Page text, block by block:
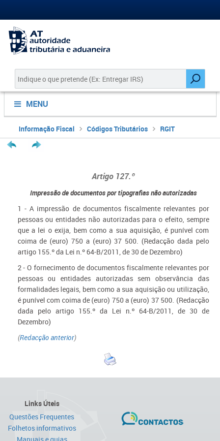
MENU
Informação Fiscal Códigos Tributários RGIT
Artigo 127.º
Impressão de documentos por tipografias não autorizadas
1 - A impressão de documentos fiscalmente relevantes por
pessoas ou entidades não autorizadas para o efeito, sempre
que a lei o exija, bem como a sua aquisição, é punível com
coima de (euro) 750 a (euro) 37 500. (Redacção dada pelo
artigo 155.º da Lei n.º 64-B/2011, de 30 de Dezembro)
2 - O fornecimento de documentos fiscalmente relevantes por
pessoas ou entidades autorizadas sem observância das
formalidades legais, bem como a sua aquisição ou utilização,
é punível com coima de (euro) 750 a (euro) 37 500. (Redacção
dada pelo artigo 155.º da Lei n.º 64-B/2011, de 30 de
Dezembro)
(Redacção anterior)
Links Úteis
Questões Frequentes
Folhetos informativos